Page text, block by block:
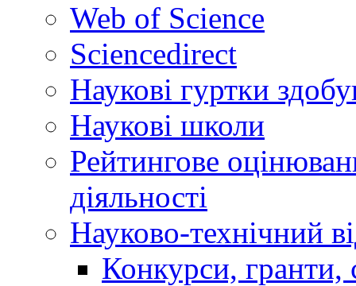
Web of Science
Sciencedirect
Наукові гуртки
Наукові школи
Рейтингове
діяльності
Науково-технічний
Конкурси, гранти,